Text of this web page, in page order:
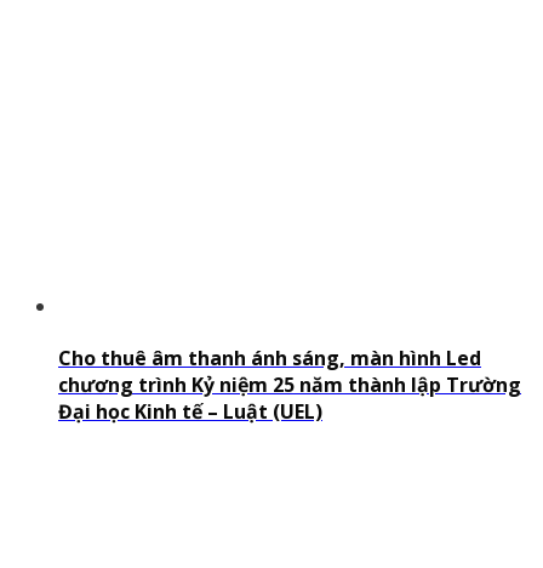
Cho thuê âm thanh ánh sáng, màn hình Led
chương trình Kỷ niệm 25 năm thành lập Trường
Đại học Kinh tế – Luật (UEL)